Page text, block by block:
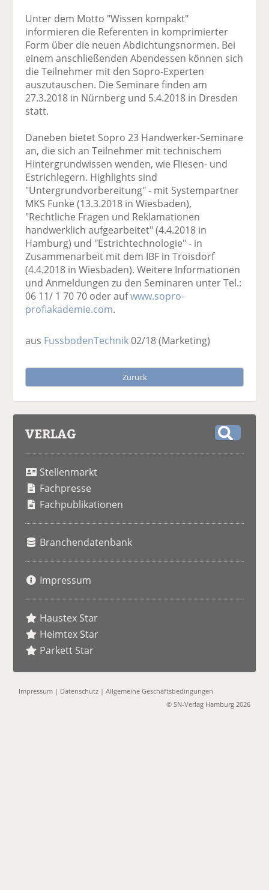
Unter dem Motto "Wissen kompakt"
informieren die Referenten in komprimierter
Form über die neuen Abdichtungsnormen. Bei
einem anschließenden Abendessen können sich
die Teilnehmer mit den Sopro-Experten
auszutauschen. Die Seminare finden am
27.3.2018 in Nürnberg und 5.4.2018 in Dresden
statt.
Daneben bietet Sopro 23 Handwerker-Seminare
an, die sich an Teilnehmer mit technischem
Hintergrundwissen wenden, wie Fliesen- und
Estrichlegern. Highlights sind
"Untergrundvorbereitung" - mit Systempartner
MKS Funke (13.3.2018 in Wiesbaden),
"Rechtliche Fragen und Reklamationen
handwerklich aufgearbeitet" (4.4.2018 in
Hamburg) und "Estrichtechnologie" - in
Zusammenarbeit mit dem IBF in Troisdorf
(4.4.2018 in Wiesbaden). Weitere Informationen
und Anmeldungen zu den Seminaren unter Tel.:
06 11/ 1 70 70 oder aufwww.sopro-
profiakademie.com.
aus FussbodenTechnik02/18(Marketing)
Zurück
VERLAG
Stellenmarkt
Fachpresse
Fachpublikationen
Branchendatenbank
Impressum
Haustex Star
Heimtex Star
Parkett Star
Impressum | Datenschutz |Allgemeine Geschäftsbedingungen
© SN-Verlag Hamburg 2026